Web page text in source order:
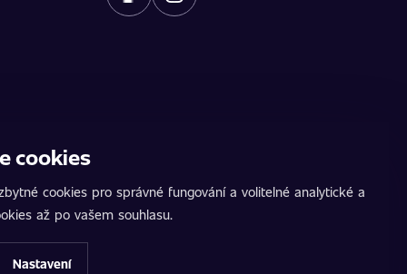
Údaje poskytují jednotliví partneři.
AutoChip® je registrovaná ochranná známka
komunikacích. Přesné informace
cookies
cookies pro správné fungování a volitelné analytické a
až po vašem souhlasu.
Nastavení